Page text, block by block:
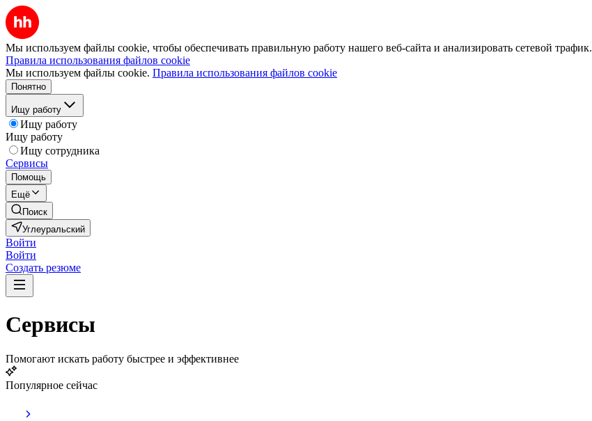
Мы используем файлы cookie, чтобы обеспечивать правильную работу нашего веб-сайта и анализировать сетевой трафик.
Правила использования файлов cookie
Мы используем файлы cookie. Правила использования файлов cookie
Понятно
Ищу работу
Ищу работу
Ищу работу
Ищу сотрудника
Сервисы
Помощь
Ещё
Поиск
Углеуральский
Войти
Войти
Создать резюме
Сервисы
Помогают искать работу быстрее и эффективнее
Популярное сейчас